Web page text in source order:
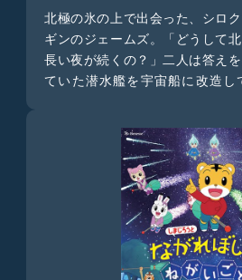
北極の氷の上で出会った、シロ
ギンのジェームズ。「どうして
長い夜が続くの？」二人は答え
ていた潜水艦を宇宙船に改造し
ームズの正反対な二人が繰り広
ポッシブルな宇宙大作戦。これ